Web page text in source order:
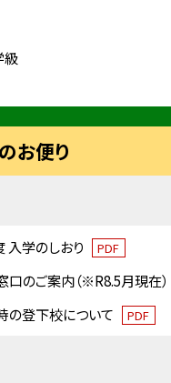
級
お便り
入学のしおり PDF
のご案内（※R8.5月現在）
の登下校について PDF